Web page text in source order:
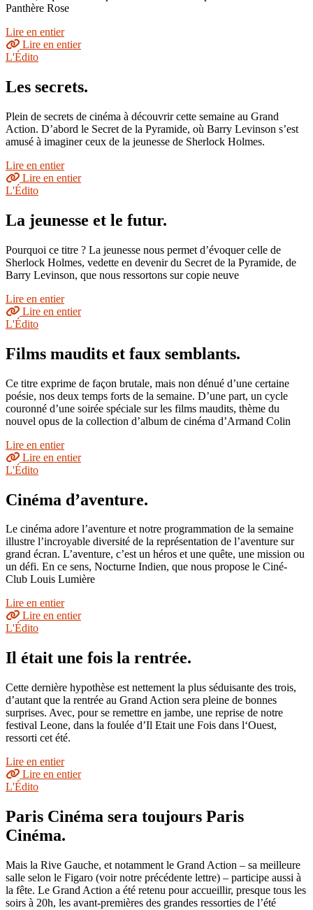
Panthère Rose
Lire en entier
Lire en entier
L'Édito
Les secrets.
Plein de secrets de cinéma à découvrir cette semaine au Grand
Action. D’abord le Secret de la Pyramide, où Barry Levinson s’est
amusé à imaginer ceux de la jeunesse de Sherlock Holmes.
Lire en entier
Lire en entier
L'Édito
La jeunesse et le futur.
Pourquoi ce titre ? La jeunesse nous permet d’évoquer celle de
Sherlock Holmes, vedette en devenir du Secret de la Pyramide, de
Barry Levinson, que nous ressortons sur copie neuve
Lire en entier
Lire en entier
L'Édito
Films maudits et faux semblants.
Ce titre exprime de façon brutale, mais non dénué d’une certaine
poésie, nos deux temps forts de la semaine. D’une part, un cycle
couronné d’une soirée spéciale sur les films maudits, thème du
nouvel opus de la collection d’album de cinéma d’Armand Colin
Lire en entier
Lire en entier
L'Édito
Cinéma d’aventure.
Le cinéma adore l’aventure et notre programmation de la semaine
illustre l’incroyable diversité de la représentation de l’aventure sur
grand écran. L’aventure, c’est un héros et une quête, une mission ou
un défi. En ce sens, Nocturne Indien, que nous propose le Ciné-
Club Louis Lumière
Lire en entier
Lire en entier
L'Édito
Il était une fois la rentrée.
Cette dernière hypothèse est nettement la plus séduisante des trois,
d’autant que la rentrée au Grand Action sera pleine de bonnes
surprises. Avec, pour se remettre en jambe, une reprise de notre
festival Leone, dans la foulée d’Il Etait une Fois dans l‘Ouest,
ressorti cet été.
Lire en entier
Lire en entier
L'Édito
Paris Cinéma sera toujours Paris
Cinéma.
Mais la Rive Gauche, et notamment le Grand Action – sa meilleure
salle selon le Figaro (voir notre précédente lettre) – participe aussi à
la fête. Le Grand Action a été retenu pour accueillir, presque tous les
soirs à 20h, les avant-premières des grandes ressorties de l’été